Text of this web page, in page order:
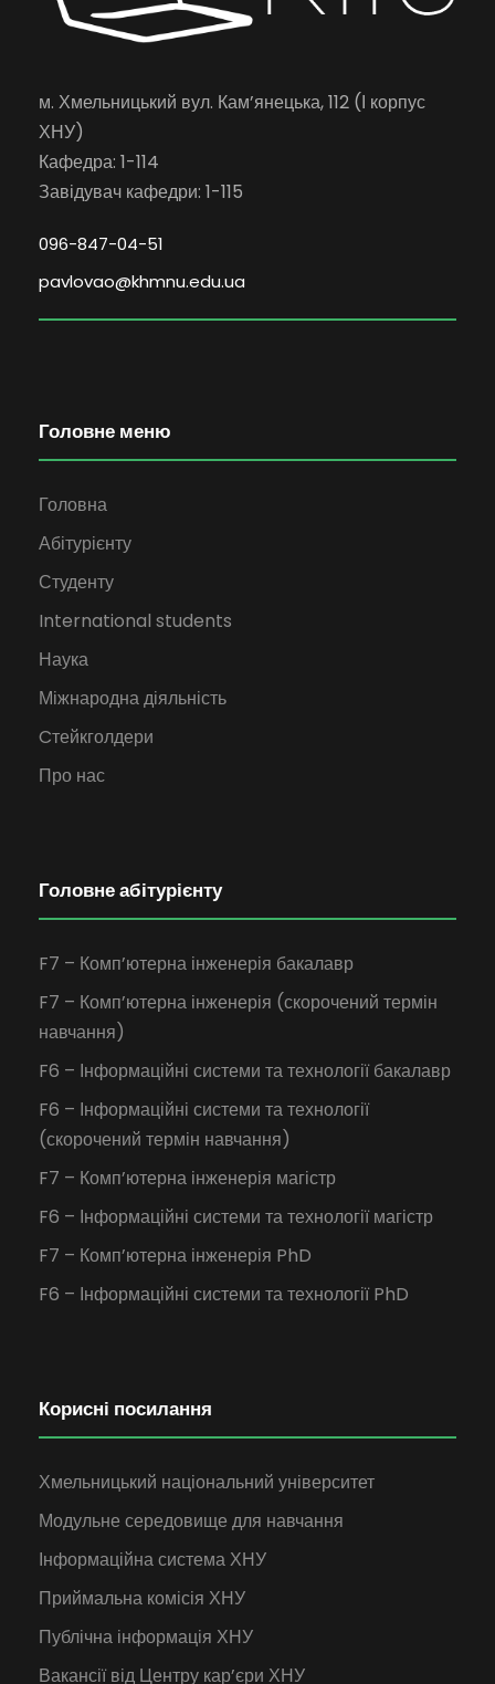
м. Хмельницький вул. Кам’янецька, 112 (І корпус
ХНУ)
Кафедра: 1-114
Завідувач кафедри: 1-115
096-847-04-51
pavlovao@khmnu.edu.ua
Головне меню
Головна
Абітурієнту
Студенту
International students
Наука
Міжнародна діяльність
Cтейкголдери
Про нас
Головне абітурієнту
F7 – Комп’ютерна інженерія бакалавр
F7 – Комп’ютерна інженерія (скорочений термін
навчання)
F6 – Інформаційні системи та технології бакалавр
F6 – Інформаційні системи та технології
(скорочений термін навчання)
F7 – Комп’ютерна інженерія магістр
F6 – Інформаційні системи та технології магістр
F7 – Комп’ютерна інженерія PhD
F6 – Інформаційні системи та технології PhD
Корисні посилання
Хмельницький національний університет
Модульне середовище для навчання
Інформаційна система ХНУ
Приймальна комісія ХНУ
Публічна інформація ХНУ
Вакансії від Центру кар’єри ХНУ